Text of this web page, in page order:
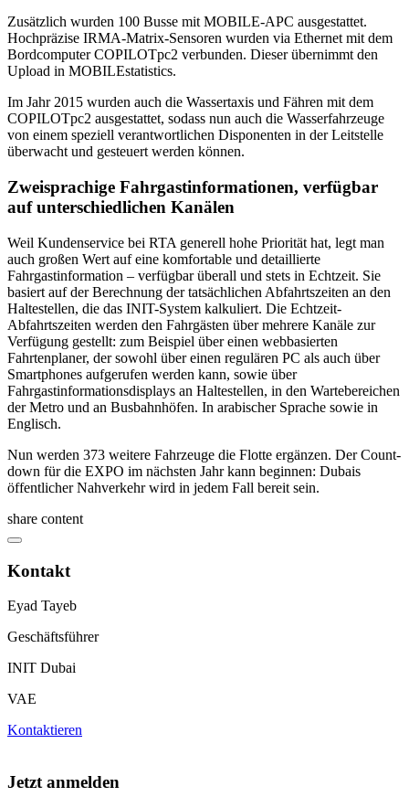
Zusätzlich wurden 100 Busse mit MOBILE-APC ausgestattet.
Hochpräzise IRMA-Matrix-Sensoren wurden via Ethernet mit dem
Bordcomputer COPILOTpc2 verbunden. Dieser übernimmt den
Upload in MOBILEstatistics.
Im Jahr 2015 wurden auch die Wassertaxis und Fähren mit dem
COPILOTpc2 ausgestattet, sodass nun auch die Wasserfahrzeuge
von einem speziell verantwortlichen Disponenten in der Leitstelle
überwacht und gesteuert werden können.
Zweisprachige Fahrgast­informationen, verfügbar
auf unterschiedlichen Kanälen
Weil Kundenservice bei RTA generell hohe Priorität hat, legt man
auch großen Wert auf eine komfortable und detaillierte
Fahrgastinformation – verfügbar überall und stets in Echtzeit. Sie
basiert auf der Berechnung der tatsächlichen Abfahrtszeiten an den
Haltestellen, die das INIT-System kalkuliert. Die Echtzeit-
Abfahrtszeiten werden den Fahrgästen über mehrere Kanäle zur
Verfügung gestellt: zum Beispiel über einen webbasier­ten
Fahrtenplaner, der sowohl über einen regulären PC als auch über
Smartphones aufgerufen werden kann, sowie über
Fahrgastinformations­displays an Haltestellen, in den Wartebereichen
der Metro und an Busbahnhöfen. In arabischer Sprache sowie in
Englisch.
Nun werden 373 weitere Fahrzeuge die Flotte ergänzen. Der Count-
down für die EXPO im nächsten Jahr kann beginnen: Dubais
öffentlicher Nahverkehr wird in jedem Fall bereit sein.
share content
Kontakt
Eyad Tayeb
Geschäftsführer
INIT Dubai
VAE
Kontaktieren
Jetzt anmelden